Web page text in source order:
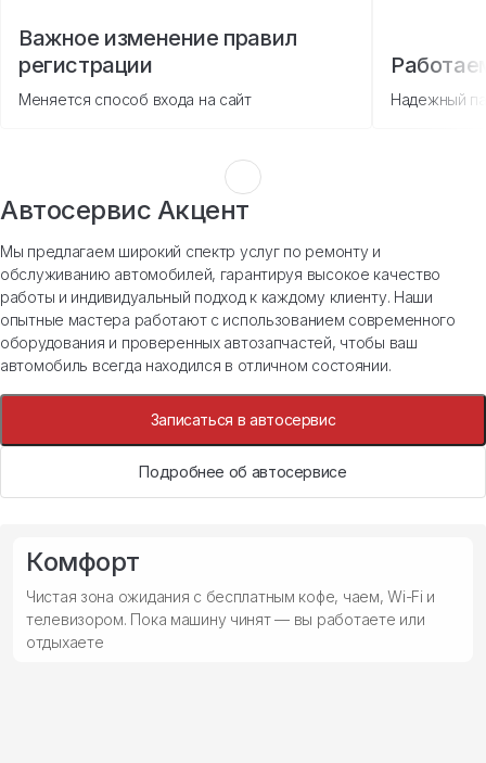
Важное изменение правил
регистрации
Меняется способ входа на сайт Надежный
Автосервис Акцент
Мы предлагаем широкий спектр услуг по ремонту и
обслуживанию автомобилей, гарантируя высокое качество
работы и индивидуальный подход к каждому клиенту. Наши
опытные мастера работают с использованием современного
оборудования и проверенных автозапчастей, чтобы ваш
автомобиль всегда находился в отличном состоянии.
Записаться в автосервис
Подробнее об автосервисе
Комфорт
Чистая зона ожидания с бесплатным кофе, чаем, Wi-Fi и
телевизором. Пока машину чинят — вы работаете или
отдыхаете